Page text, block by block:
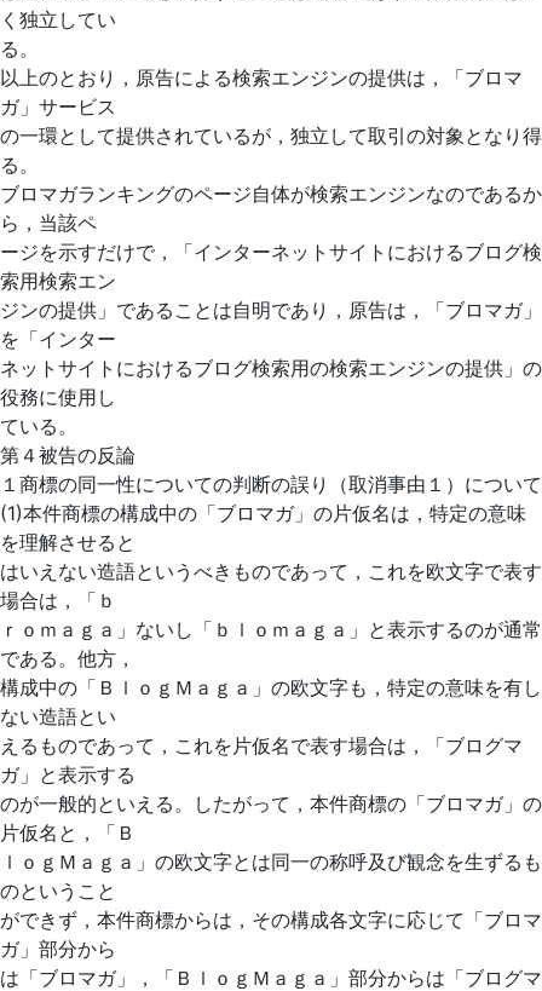
く独立してい
る。
以上のとおり，原告による検索エンジンの提供は，「ブロマ
ガ」サービス
の一環として提供されているが，独立して取引の対象となり得
る。
ブロマガランキングのページ自体が検索エンジンなのであるか
ら，当該ペ
ージを示すだけで，「インターネットサイトにおけるブログ検
索用検索エン
ジンの提供」であることは自明であり，原告は，「ブロマガ」
を「インター
ネットサイトにおけるブログ検索用の検索エンジンの提供」の
役務に使用し
ている。
第４被告の反論
１商標の同一性についての判断の誤り（取消事由１）について
(1)本件商標の構成中の「ブロマガ」の片仮名は，特定の意味
を理解させると
はいえない造語というべきものであって，これを欧文字で表す
場合は，「ｂ
ｒｏｍａｇａ」ないし「ｂｌｏｍａｇａ」と表示するのが通常
である。他方，
構成中の「ＢｌｏｇＭａｇａ」の欧文字も，特定の意味を有し
ない造語とい
えるものであって，これを片仮名で表す場合は，「ブログマ
ガ」と表示する
のが一般的といえる。したがって，本件商標の「ブロマガ」の
片仮名と，「Ｂ
ｌｏｇＭａｇａ」の欧文字とは同一の称呼及び観念を生ずるも
のということ
ができず，本件商標からは，その構成各文字に応じて「ブロマ
ガ」部分から
は「ブロマガ」，「ＢｌｏｇＭａｇａ」部分からは「ブログマ